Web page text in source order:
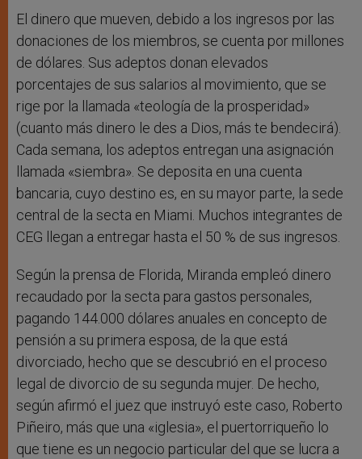
El dinero que mueven, debido a los ingresos por las
donaciones de los miembros, se cuenta por millones
de dólares. Sus adeptos donan elevados
porcentajes de sus salarios al movimiento, que se
rige por la llamada «teología de la prosperidad»
(cuanto más dinero le des a Dios, más te bendecirá).
Cada semana, los adeptos entregan una asignación
llamada «siembra». Se deposita en una cuenta
bancaria, cuyo destino es, en su mayor parte, la sede
central de la secta en Miami. Muchos integrantes de
CEG llegan a entregar hasta el 50 % de sus ingresos.
Según la prensa de Florida, Miranda empleó dinero
recaudado por la secta para gastos personales,
pagando 144.000 dólares anuales en concepto de
pensión a su primera esposa, de la que está
divorciado, hecho que se descubrió en el proceso
legal de divorcio de su segunda mujer. De hecho,
según afirmó el juez que instruyó este caso, Roberto
Piñeiro, más que una «iglesia», el puertorriqueño lo
que tiene es un negocio particular del que se lucra a